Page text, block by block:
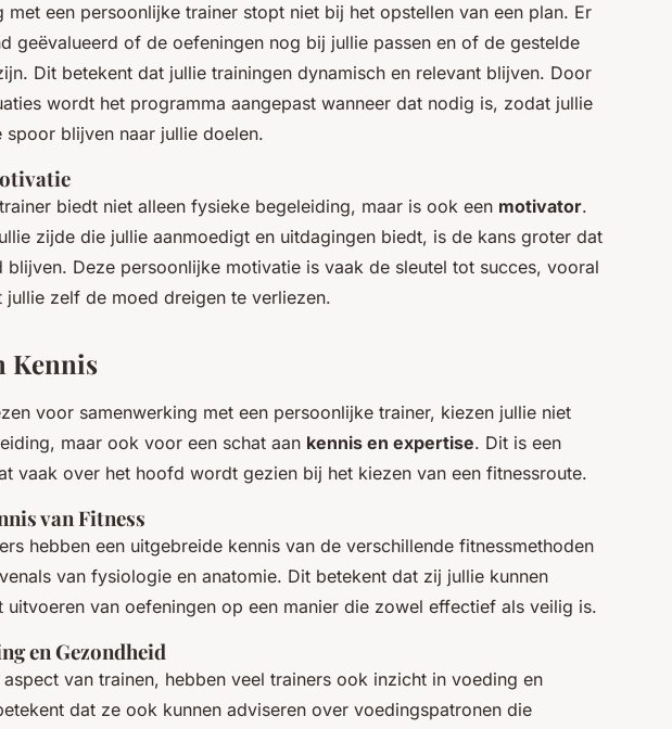
met een persoonlijke trainer stopt niet bij het opstellen van een plan. Er
geëvalueerd of de oefeningen nog bij jullie passen en of de gestelde
Dit betekent dat jullie trainingen dynamisch en relevant blijven. Door
wordt het programma aangepast wanneer dat nodig is, zodat jullie
blijven naar jullie doelen.
biedt niet alleen fysieke begeleiding, maar is ook een motivator.
zijde die jullie aanmoedigt en uitdagingen biedt, is de kans groter dat
blijven. Deze persoonlijke motivatie is vaak de sleutel tot succes, vooral
jullie zelf de moed dreigen te verliezen.
Kennis
voor samenwerking met een persoonlijke trainer, kiezen jullie niet
maar ook voor een schat aan kennis en expertise. Dit is een
vaak over het hoofd wordt gezien bij het kiezen van een fitnessroute.
van Fitness
hebben een uitgebreide kennis van de verschillende fitnessmethoden
van fysiologie en anatomie. Dit betekent dat zij jullie kunnen
uitvoeren van oefeningen op een manier die zowel effectief als veilig is.
en Gezondheid
van trainen, hebben veel trainers ook inzicht in voeding en
dat ze ook kunnen adviseren over voedingspatronen die